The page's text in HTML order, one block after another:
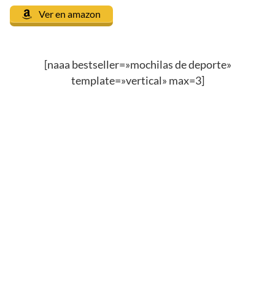
Ver en amazon
[naaa bestseller=»mochilas de deporte»
template=»vertical» max=3]